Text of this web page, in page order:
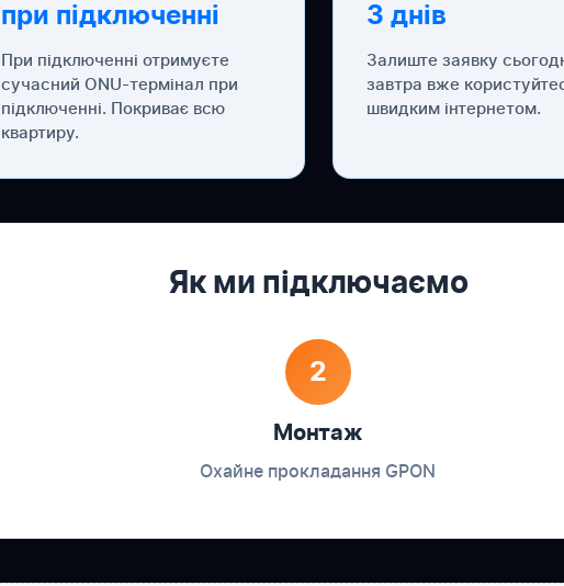
при підключенні
При підключенні отримуєте
сучасний ONU-термінал при
підключенні. Покриває всю
квартиру.
3 днів
Залиште заявку
завтра вже
швидким інтернетом.
Як ми підключаємо
2
Монтаж
Охайне прокладання GPON